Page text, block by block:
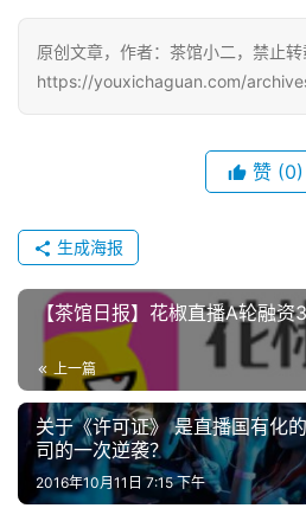
5
第
十
7
月
3
0
日
原创文章，作者：茶馆小二，禁止转
https://youxichaguan.com/
赞 (0)
生成海报
【茶馆日报】花椒直播A轮融
上一篇
关于《许可证》 是直播国有化
司的一次逆袭？
2016年10月11日 7:15 下午